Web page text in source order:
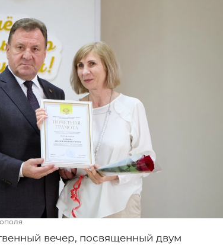
вечер, посвященный двум